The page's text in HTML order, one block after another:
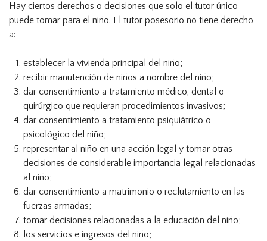
Hay ciertos derechos o decisiones que solo el tutor único
puede tomar para el niño. El tutor posesorio no tiene derecho
a:
establecer la vivienda principal del niño;
recibir manutención de niños a nombre del niño;
dar consentimiento a tratamiento médico, dental o
quirúrgico que requieran procedimientos invasivos;
dar consentimiento a tratamiento psiquiátrico o
psicológico del niño;
representar al niño en una acción legal y tomar otras
decisiones de considerable importancia legal relacionadas
al niño;
dar consentimiento a matrimonio o reclutamiento en las
fuerzas armadas;
tomar decisiones relacionadas a la educación del niño;
los servicios e ingresos del niño;